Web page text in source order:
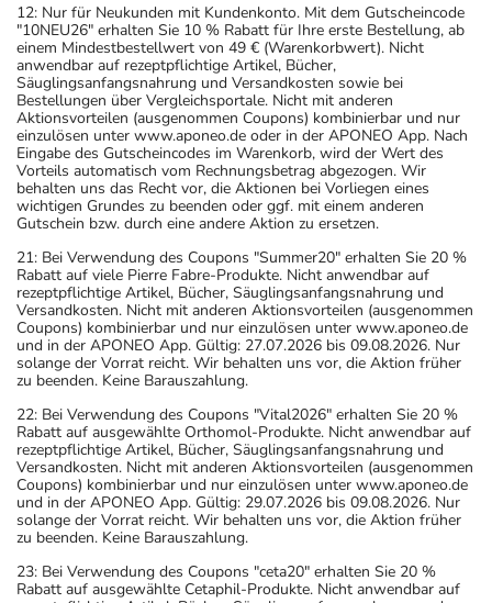
12: Nur für Neukunden mit Kundenkonto. Mit dem Gutscheincode
"10NEU26" erhalten Sie 10 % Rabatt für Ihre erste Bestellung, ab
einem Mindestbestellwert von 49 € (Warenkorbwert). Nicht
anwendbar auf rezeptpflichtige Artikel, Bücher,
Säuglingsanfangsnahrung und Versandkosten sowie bei
Bestellungen über Vergleichsportale. Nicht mit anderen
Aktionsvorteilen (ausgenommen Coupons) kombinierbar und nur
einzulösen unter www.aponeo.de oder in der APONEO App. Nach
Eingabe des Gutscheincodes im Warenkorb, wird der Wert des
Vorteils automatisch vom Rechnungsbetrag abgezogen. Wir
behalten uns das Recht vor, die Aktionen bei Vorliegen eines
wichtigen Grundes zu beenden oder ggf. mit einem anderen
Gutschein bzw. durch eine andere Aktion zu ersetzen.
21: Bei Verwendung des Coupons "Summer20" erhalten Sie 20 %
Rabatt auf viele Pierre Fabre-Produkte. Nicht anwendbar auf
rezeptpflichtige Artikel, Bücher, Säuglingsanfangsnahrung und
Versandkosten. Nicht mit anderen Aktionsvorteilen (ausgenommen
Coupons) kombinierbar und nur einzulösen unter www.aponeo.de
und in der APONEO App. Gültig: 27.07.2026 bis 09.08.2026. Nur
solange der Vorrat reicht. Wir behalten uns vor, die Aktion früher
zu beenden. Keine Barauszahlung.
22: Bei Verwendung des Coupons "Vital2026" erhalten Sie 20 %
Rabatt auf ausgewählte Orthomol-Produkte. Nicht anwendbar auf
rezeptpflichtige Artikel, Bücher, Säuglingsanfangsnahrung und
Versandkosten. Nicht mit anderen Aktionsvorteilen (ausgenommen
Coupons) kombinierbar und nur einzulösen unter www.aponeo.de
und in der APONEO App. Gültig: 29.07.2026 bis 09.08.2026. Nur
solange der Vorrat reicht. Wir behalten uns vor, die Aktion früher
zu beenden. Keine Barauszahlung.
23: Bei Verwendung des Coupons "ceta20" erhalten Sie 20 %
Rabatt auf ausgewählte Cetaphil-Produkte. Nicht anwendbar auf